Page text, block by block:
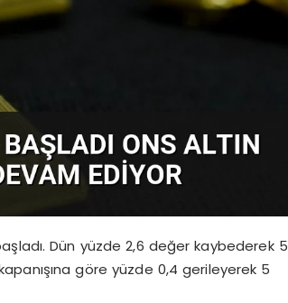
Dün yüzde 2,6 değer kaybederek 5
göre yüzde 0,4 gerileyerek 5